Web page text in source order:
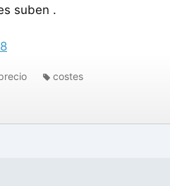
suben .
costes